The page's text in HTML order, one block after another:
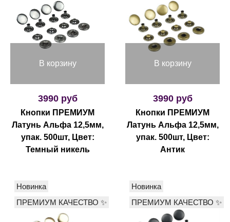
В корзину
3990 руб
Кнопки ПРЕМИУМ
Латунь Альфа 12,5мм,
упак. 500шт, Цвет:
Темный никель
В корзину
3990 руб
Кнопки ПРЕМИУМ
Латунь Альфа 12,5мм,
упак. 500шт, Цвет:
Антик
Новинка
ПРЕМИУМ КАЧЕСТВО ✨
Новинка
ПРЕМИУМ КАЧЕСТВО ✨